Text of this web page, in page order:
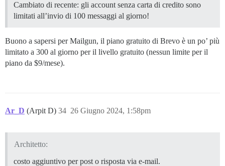
Cambiato di recente: gli account senza carta di credito sono
limitati all’invio di 100 messaggi al giorno!
Buono a sapersi per Mailgun, il piano gratuito di Brevo è un po’ più
limitato a 300 al giorno per il livello gratuito (nessun limite per il
piano da $9/mese).
Ar_D (Arpit D) 26 Giugno 2024, 1:58pm
34
Architetto:
costo aggiuntivo per post o risposta via e-mail.